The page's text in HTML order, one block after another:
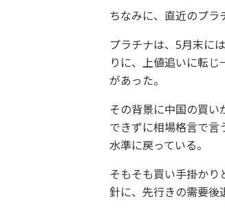
ちなみに、直近のプラ
プラチナは、5月末に
りに、上値追いに転
があった。
その背景に中国の買
できずに相場格言で言
水準に戻っている。
そもそも買い手掛か
針に、先行きの需要後